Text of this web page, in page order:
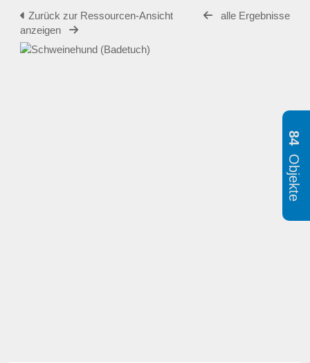
Zurück zur Ressourcen-Ansicht
alle Ergebnisse
anzeigen
84
Objekte